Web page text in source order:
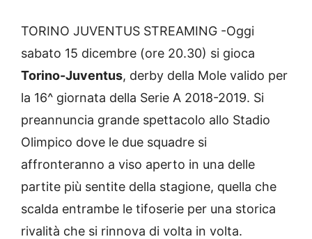
TORINO JUVENTUS STREAMING -Oggi
sabato 15 dicembre (ore 20.30) si gioca
Torino-Juventus, derby della Mole valido per
la 16^ giornata della Serie A 2018-2019. Si
preannuncia grande spettacolo allo Stadio
Olimpico dove le due squadre si
affronteranno a viso aperto in una delle
partite più sentite della stagione, quella che
scalda entrambe le tifoserie per una storica
rivalità che si rinnova di volta in volta.